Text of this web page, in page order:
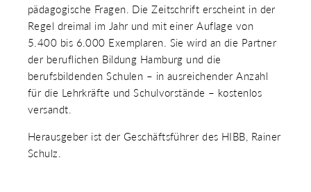
pädagogische Fragen. Die Zeitschrift erscheint in der
Regel dreimal im Jahr und mit einer Auflage von
5.400 bis 6.000 Exemplaren. Sie wird an die Partner
der beruflichen Bildung Hamburg und die
berufsbildenden Schulen – in ausreichender Anzahl
für die Lehrkräfte und Schulvorstände – kostenlos
versandt.
Herausgeber ist der Geschäftsführer des HIBB, Rainer
Schulz.